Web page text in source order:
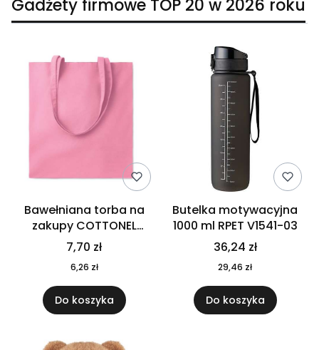
Gadżety firmowe TOP 20 w 2026 roku
Bawełniana torba na
zakupy COTTONEL
COLOUR++ MO9846-11
7,70 zł
6,26 zł
Do koszyka
Butelka motywacyjna
1000 ml RPET V1541-03
36,24 zł
29,46 zł
Do koszyka